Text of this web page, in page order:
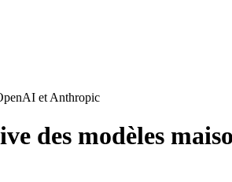
et Anthropic
des modèles